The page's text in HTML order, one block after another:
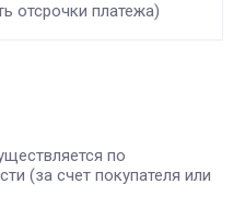
отсрочки платежа)
по
(за счет покупателя или